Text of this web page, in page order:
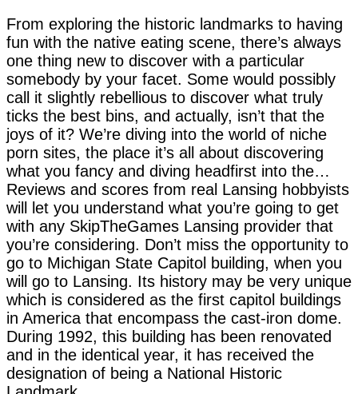
From exploring the historic landmarks to having
fun with the native eating scene, there’s always
one thing new to discover with a particular
somebody by your facet. Some would possibly
call it slightly rebellious to discover what truly
ticks the best bins, and actually, isn’t that the
joys of it? We’re diving into the world of niche
porn sites, the place it’s all about discovering
what you fancy and diving headfirst into the…
Reviews and scores from real Lansing hobbyists
will let you understand what you’re going to get
with any SkipTheGames Lansing provider that
you’re considering. Don’t miss the opportunity to
go to Michigan State Capitol building, when you
will go to Lansing. Its history may be very unique
which is considered as the first capitol buildings
in America that encompass the cast-iron dome.
During 1992, this building has been renovated
and in the identical year, it has received the
designation of being a National Historic